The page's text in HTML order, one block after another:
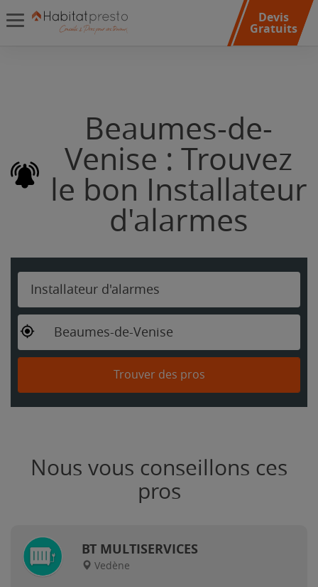
Devis
Gratuits
Beaumes-de-
Venise : Trouvez
le bon Installateur
d'alarmes
Installateur d'alarmes
Beaumes-de-Venise
Trouver des pros
Nous vous conseillons ces
pros
BT MULTISERVICES
Vedène